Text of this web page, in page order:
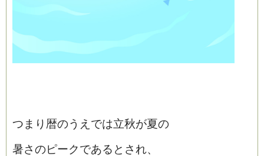
つまり暦のうえでは立秋が夏の
暑さのピークであるとされ、